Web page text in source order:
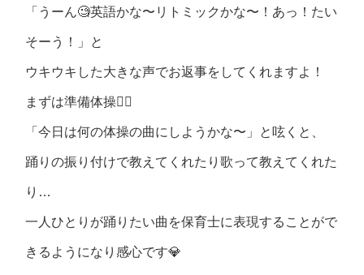
「うーん🧐英語かな〜リトミックかな〜！あっ！たい
そーう！」と
ウキウキした大きな声でお返事をしてくれますよ！
まずは準備体操🤸‍♀️
「今日は何の体操の曲にしようかな〜」と呟くと、
踊りの振り付けで教えてくれたり歌って教えてくれた
り…
一人ひとりが踊りたい曲を保育士に表現することがで
きるようになり感心です💎